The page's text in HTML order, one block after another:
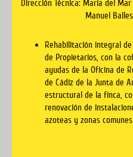
Dirección Técnica: María del
Manuel Ballester
Rehabilitación integral
de Propietarios, con la
ayudas de la Oficina de
de Cádiz de la Junta de
estructural de la finca,
renovación de
azoteas y zonas